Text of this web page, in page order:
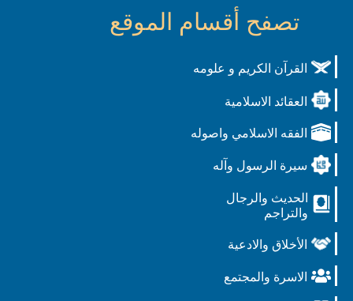
تصفح أقسام الموقع
القرآن الكريم و علومه
العقائد الاسلامية
الفقه الاسلامي واصوله
سيرة الرسول وآله
الحديث والرجال
والتراجم
الأخلاق والادعية
الاسرة والمجتمع